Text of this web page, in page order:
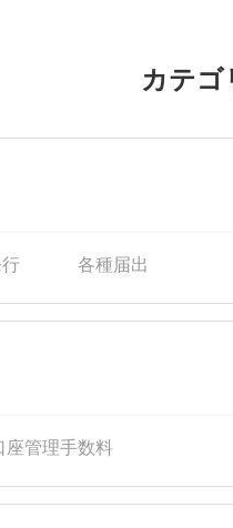
カテゴ
各種届出
座管理手数料